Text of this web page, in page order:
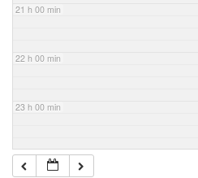
21 h 00 min
22 h 00 min
23 h 00 min